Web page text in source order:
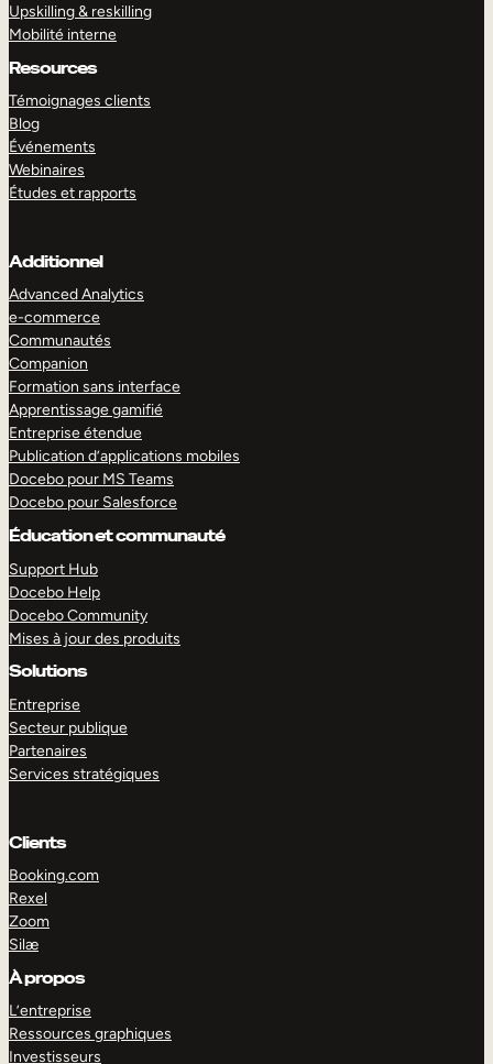
Upskilling & reskilling
Mobilité interne
Resources
Témoignages clients
Blog
Événements
Webinaires
Études et rapports
Additionnel
Advanced Analytics
e-commerce
Communautés
Companion
Formation sans interface
Apprentissage gamifié
Entreprise étendue
Publication d’applications mobiles
Docebo pour MS Teams
Docebo pour Salesforce
Éducation et communauté
Support Hub
Docebo Help
Docebo Community
Mises à jour des produits
Solutions
Entreprise
Secteur publique
Partenaires
Services stratégiques
Clients
Booking.com
Rexel
Zoom
Silæ
À propos
L’entreprise
Ressources graphiques
Investisseurs